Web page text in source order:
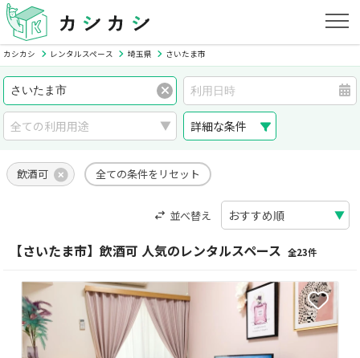
カシカシ レンタルスペース 埼玉県 さいたま市
詳細な条件
飲酒可 全ての条件をリセット
並べ替え
【さいたま市】飲酒可 人気のレンタルスペース 全23件